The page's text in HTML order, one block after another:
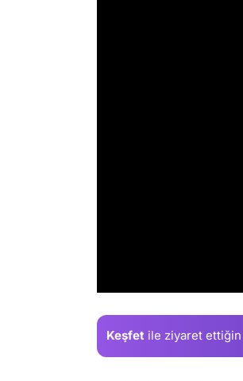
Keşfet ile ziyaret ettiğin